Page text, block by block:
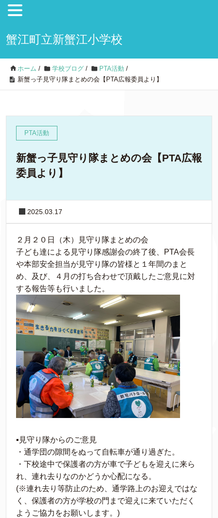
蟹江町立新蟹江小学校
ホーム / 学校ブログ / PTA活動 /
新蟹っ子見守り隊まとめの会【PTA広報委員より】
PTA活動
新蟹っ子見守り隊まとめの会【PTA広報
委員より】
2025.03.17
２月２０日（木）見守り隊まとめの会
子ども達による見守り隊感謝会の終了後、PTA会長
や本部安全担当が見守り隊の皆様と１年間のまと
め、及び、４月の打ち合わせで頂戴したご意見に対
する報告等も行いました。
▪︎見守り隊からのご意見
・通学団の隙間をぬって自転車が通り過ぎた。
・下校途中で保護者の方が車で子どもを迎えに来ら
れ、連れ去りなのかどうか心配になる。
(※連れ去り等防止のため、通学路上のお迎えではな
く、保護者の方が学校の門まで迎えに来ていただく
ようご協力をお願いします。)